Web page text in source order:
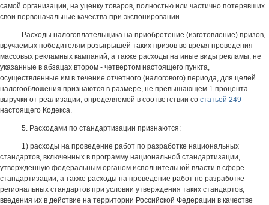
самой организации, на уценку товаров, полностью или частично потерявших
свои первоначальные качества при экспонировании.
Расходы налогоплательщика на приобретение (изготовление) призов,
вручаемых победителям розыгрышей таких призов во время проведения
массовых рекламных кампаний, а также расходы на иные виды рекламы, не
указанные в абзацах втором - четвертом настоящего пункта,
осуществленные им в течение отчетного (налогового) периода, для целей
налогообложения признаются в размере, не превышающем 1 процента
выручки от реализации, определяемой в соответствии со статьей 249
настоящего Кодекса.
5. Расходами по стандартизации признаются:
1) расходы на проведение работ по разработке национальных
стандартов, включенных в программу национальной стандартизации,
утвержденную федеральным органом исполнительной власти в сфере
стандартизации, а также расходы на проведение работ по разработке
региональных стандартов при условии утверждения таких стандартов,
введения их в действие на территории Российской Федерации в качестве